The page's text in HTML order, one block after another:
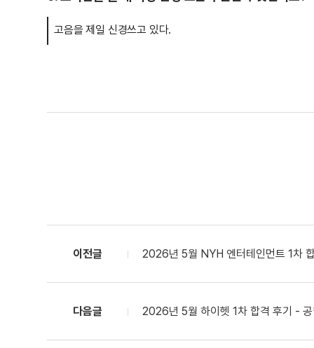
고음을 제일 신경쓰고 있다.
이전글 2026년 5월 NYH 엔터테인먼트 1차
다음글 2026년 5월 하이헷 1차 합격 후기 -